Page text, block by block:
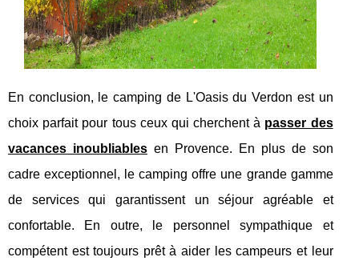
En conclusion, le camping de L'Oasis du Verdon est un
choix parfait pour tous ceux qui cherchent à passer des
vacances inoubliablesen Provence. En plus de son
cadre exceptionnel, le camping offre une grande gamme
de services qui garantissent un séjour agréable et
confortable. En outre, le personnel sympathique et
compétent est toujours prêt à aider les campeurs et leur